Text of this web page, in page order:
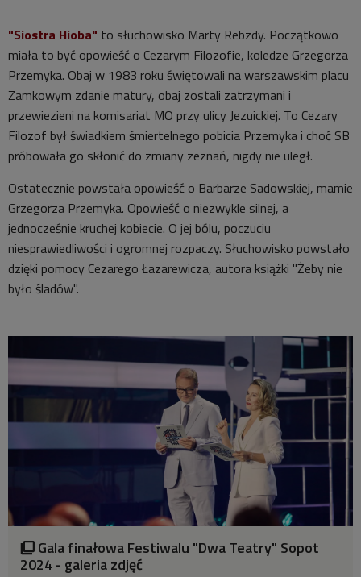
"Siostra Hioba" to słuchowisko Marty Rebzdy. Początkowo
miała to być opowieść o Cezarym Filozofie, koledze Grzegorza
Przemyka. Obaj w 1983 roku świętowali na warszawskim placu
Zamkowym zdanie matury, obaj zostali zatrzymani i
przewiezieni na komisariat MO przy ulicy Jezuickiej. To Cezary
Filozof był świadkiem śmiertelnego pobicia Przemyka i choć SB
próbowała go skłonić do zmiany zeznań, nigdy nie uległ.
Ostatecznie powstała opowieść o Barbarze Sadowskiej, mamie
Grzegorza Przemyka. Opowieść o niezwykle silnej, a
jednocześnie kruchej kobiecie. O jej bólu, poczuciu
niesprawiedliwości i ogromnej rozpaczy. Słuchowisko powstało
dzięki pomocy Cezarego Łazarewicza, autora książki "Żeby nie
było śladów".
 Gala finałowa Festiwalu "Dwa Teatry" Sopot
2024 - galeria zdjęć